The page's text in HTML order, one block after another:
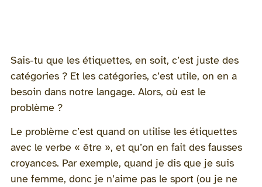
Sais-tu que les étiquettes, en soit, c’est juste des
catégories ? Et les catégories, c’est utile, on en a
besoin dans notre langage. Alors, où est le
problème ?
Le problème c’est quand on utilise les étiquettes
avec le verbe « être », et qu’on en fait des fausses
croyances. Par exemple, quand je dis que je suis
une femme, donc je n’aime pas le sport (ou je ne